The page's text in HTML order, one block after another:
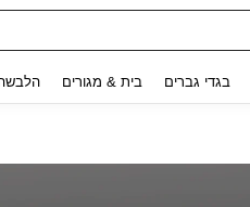
בגדי גברים בית & מגורים הלבשה